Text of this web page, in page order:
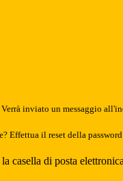
Verrà inviato un messaggio
Effettua il reset della
casella di posta